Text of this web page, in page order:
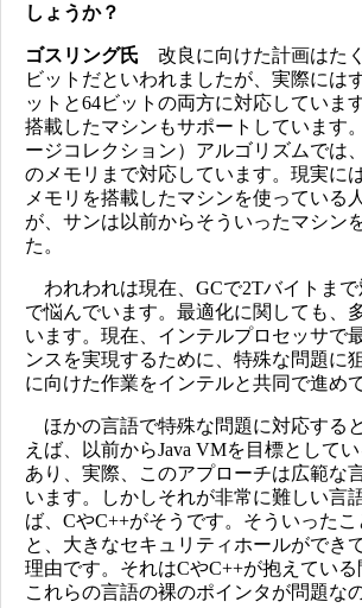
しょうか？
ゴスリング氏 改良に向けた計画はた
ビットだといわれましたが、実際には
ットと64ビットの両方に対応していま
搭載したマシンもサポートしています
ージコレクション）アルゴリズムでは
のメモリまで対応しています。現実に
メモリを搭載したマシンを使っている
が、サンは以前からそういったマシン
た。
われわれは現在、GCで2Tバイトま
で悩んでいます。最適化に関しても、
います。現在、インテルプロセッサで
ンスを実現するために、特殊な問題に
に向けた作業をインテルと共同で進め
ほかの言語で特殊な問題に対応する
えば、以前からJava VMを目標として
あり、実際、このアプローチは広範な
います。しかしそれが非常に難しい言
ば、CやC++がそうです。そういった
と、大きなセキュリティホールができ
理由です。それはCやC++が抱えている
これらの言語の裸のポインタが問題な